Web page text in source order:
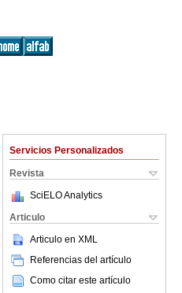
Servicios Personalizados
Revista
SciELO Analytics
Articulo
Articulo en XML
Referencias del artículo
Como citar este artículo